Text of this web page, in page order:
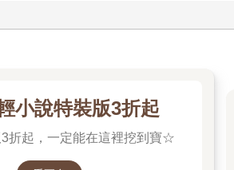
小說特裝版3折起
折起，一定能在這裡挖到寶☆